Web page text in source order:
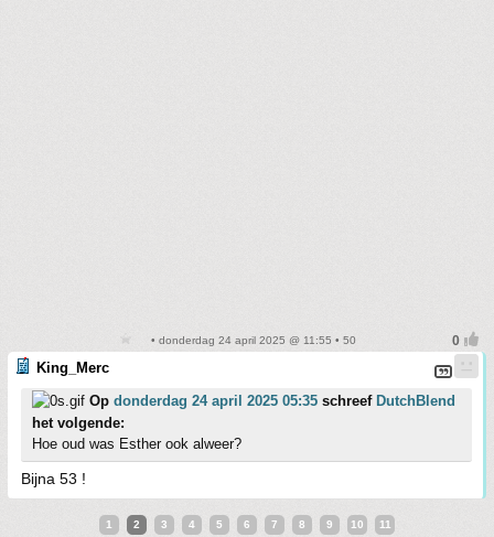
• donderdag 24 april 2025 @ 11:55 • 50
King_Merc
Op donderdag 24 april 2025 05:35 schreef DutchBlend
het volgende:
Hoe oud was Esther ook alweer?
Bijna 53 !
1 2 3 4 5 6 7 8 9 10 11